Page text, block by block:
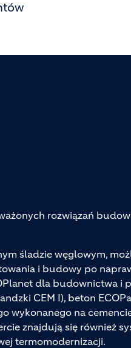
rozwiązań
śladzie węglowym,
i budowy po
dla budownictwa i
CEM I), beton
na cemencie
znajdują się również
termomodernizacji.